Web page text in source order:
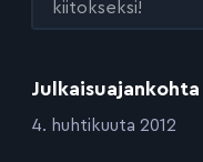
Julkaisuajankohta
:4. huhtikuuta 2012
kiitokseksi!